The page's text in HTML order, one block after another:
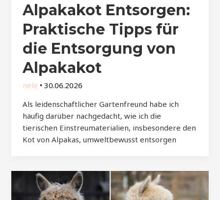
Alpakakot Entsorgen:
Praktische Tipps für
die Entsorgung von
Alpakakot
nele • 30.06.2026
Als leidenschaftlicher Gartenfreund habe ich
häufig darüber nachgedacht, wie ich die
tierischen Einstreumaterialien, insbesondere den
Kot von Alpakas, umweltbewusst entsorgen